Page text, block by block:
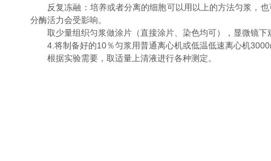
反复冻融：培养或者分离的细胞可以用以上的方法匀浆，也
分酶活力会受影响。
取少量组织匀浆做涂片（直接涂片、染色均可），显微镜下
4.将制备好的10％匀浆用普通离心机或低温低速离心机
根据实验需要，取适量上清液进行各种测定。